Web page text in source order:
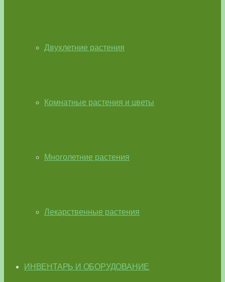
Двухлетние растения
Комнатные растения и цветы
Многолетние растения
Лекарственные растения
ИНВЕНТАРЬ И ОБОРУДОВАНИЕ